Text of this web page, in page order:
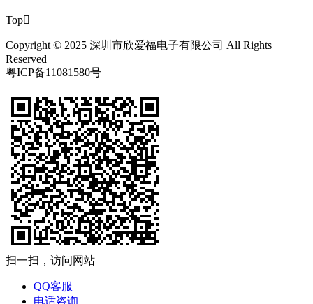
Top
Copyright © 2025 深圳市欣爱福电子有限公司 All Rights
Reserved
粤ICP备11081580号
扫一扫，访问网站
QQ客服
电话咨询